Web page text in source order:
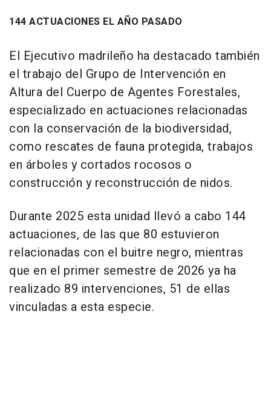
144 ACTUACIONES EL AÑO PASADO
El Ejecutivo madrileño ha destacado también
el trabajo del Grupo de Intervención en
Altura del Cuerpo de Agentes Forestales,
especializado en actuaciones relacionadas
con la conservación de la biodiversidad,
como rescates de fauna protegida, trabajos
en árboles y cortados rocosos o
construcción y reconstrucción de nidos.
Durante 2025 esta unidad llevó a cabo 144
actuaciones, de las que 80 estuvieron
relacionadas con el buitre negro, mientras
que en el primer semestre de 2026 ya ha
realizado 89 intervenciones, 51 de ellas
vinculadas a esta especie.